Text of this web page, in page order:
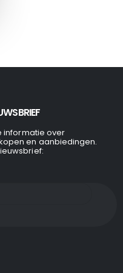
informatie over
en aanbiedingen.